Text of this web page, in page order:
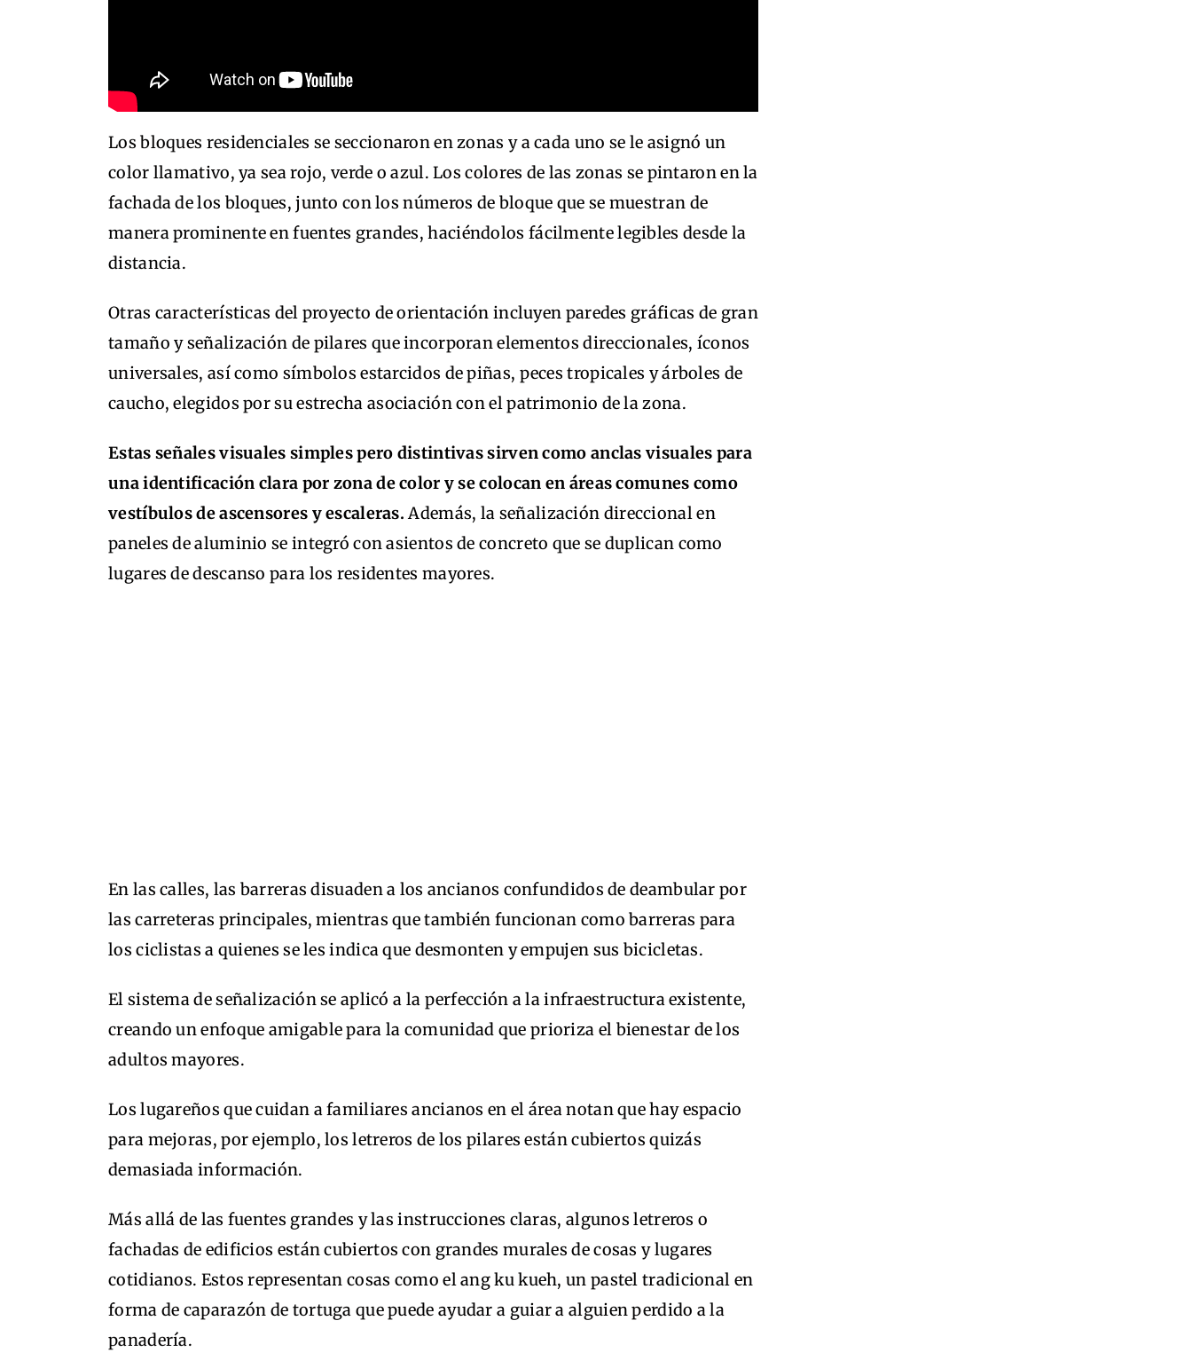
Los bloques residenciales se seccionaron en zonas y a cada uno se le asignó un
color llamativo, ya sea rojo, verde o azul. Los colores de las zonas se pintaron en la
fachada de los bloques, junto con los números de bloque que se muestran de
manera prominente en fuentes grandes, haciéndolos fácilmente legibles desde la
distancia.
Otras características del proyecto de orientación incluyen paredes gráficas de gran
tamaño y señalización de pilares que incorporan elementos direccionales, íconos
universales, así como símbolos estarcidos de piñas, peces tropicales y árboles de
caucho, elegidos por su estrecha asociación con el patrimonio de la zona.
Estas señales visuales simples pero distintivas sirven como anclas visuales para
una identificación clara por zona de color y se colocan en áreas comunes como
vestíbulos de ascensores y escaleras.Además, la señalización direccional en
paneles de aluminio se integró con asientos de concreto que se duplican como
lugares de descanso para los residentes mayores.
En las calles, las barreras disuaden a los ancianos confundidos de deambular por
las carreteras principales, mientras que también funcionan como barreras para
los ciclistas a quienes se les indica que desmonten y empujen sus bicicletas.
El sistema de señalización se aplicó a la perfección a la infraestructura existente,
creando un enfoque amigable para la comunidad que prioriza el bienestar de los
adultos mayores.
Los lugareños que cuidan a familiares ancianos en el área notan que hay espacio
para mejoras, por ejemplo, los letreros de los pilares están cubiertos quizás
demasiada información.
Más allá de las fuentes grandes y las instrucciones claras, algunos letreros o
fachadas de edificios están cubiertos con grandes murales de cosas y lugares
cotidianos. Estos representan cosas como el ang ku kueh, un pastel tradicional en
forma de caparazón de tortuga que puede ayudar a guiar a alguien perdido a la
panadería.